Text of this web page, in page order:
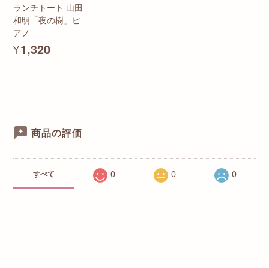
ランチトート 山田
和明「夜の樹」ピ
アノ
¥1,320
商品の評価
すべて 0 0 0